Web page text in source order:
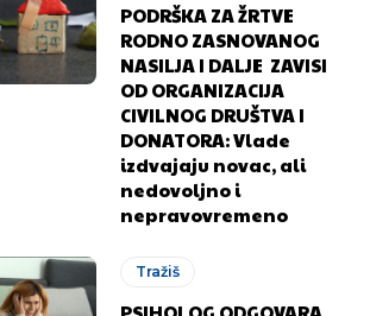
PODRŠKA ZA ŽRTVE
RODNO ZASNOVANOG
NASILJA I DALJE ZAVISI
OD ORGANIZACIJA
CIVILNOG DRUŠTVA I
DONATORA: Vlade
izdvajaju novac, ali
nedovoljno i
nepravovremeno
Tražiš